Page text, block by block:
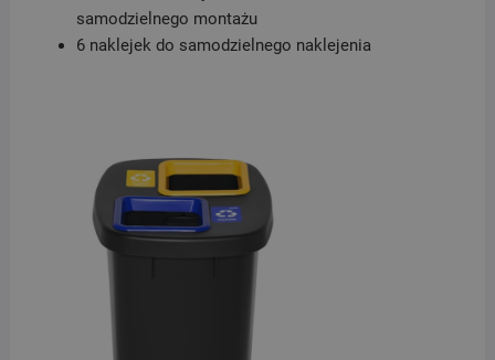
samodzielnego montażu
6 naklejek do samodzielnego naklejenia